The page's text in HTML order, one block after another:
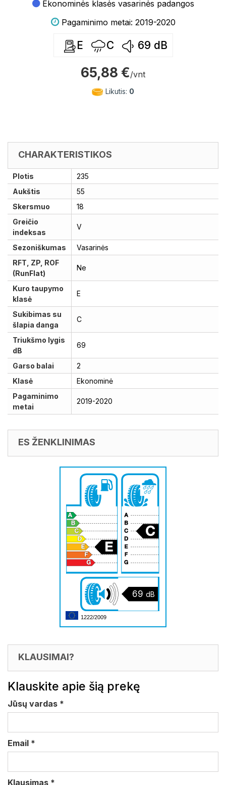
Ekonominės klasės vasarinės padangos
Pagaminimo metai: 2019-2020
E C 69 dB
65,88 €/vnt
Likutis: 0
CHARAKTERISTIKOS
Plotis
235
Aukštis
55
Skersmuo
18
Greičio
indeksas
V
Sezoniškumas
Vasarinės
RFT, ZP, ROF
(RunFlat)
Ne
Kuro taupymo
klasė
E
Sukibimas su
šlapia danga
C
Triukšmo lygis
dB
69
Garso balai
2
Klasė
Ekonominė
Pagaminimo
metai
2019-2020
ES ŽENKLINIMAS
69 dB
1222/2009
KLAUSIMAI?
Klauskite apie šią prekę
Jūsų vardas *
Email *
Klausimas *